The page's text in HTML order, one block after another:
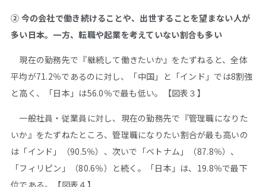
② 今の会社で働き続けることや、出世することを望まない人が
多い日本。一方、転職や起業を考えていない割合も多い
現在の勤務先で『継続して働きたいか』をたずねると、全体
平均が71.2％であるのに対し、「中国」と「インド」では8割強
と高く、「日本」は56.0％で最も低い。【図表３】
一般社員・従業員に対し、現在の勤務先で『管理職になりた
いか』をたずねたところ、管理職になりたい割合が最も高いの
は「インド」（90.5％）、次いで「ベトナム」（87.8％）、
「フィリピン」（80.6％）と続く。「日本」は、19.8％で最下